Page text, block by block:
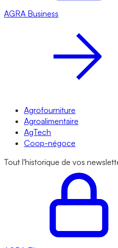
AGRA Business
Agrofourniture
Agroalimentaire
AgTech
Coop-négoce
Tout l'historique de vos